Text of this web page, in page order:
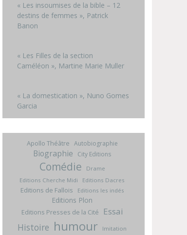
« Les insoumises de la bible – 12
destins de femmes », Patrick
Banon
« Les Filles de la section
Caméléon », Martine Marie Muller
« La domestication », Nuno Gomes
Garcia
Apollo Théâtre Autobiographie
Biographie City Editions
Comédie
Drame
Editions Cherche Midi
Editions Dacres
Editions de Fallois Editions les indés
Editions Plon
Editions Presses de la Cité Essai
Histoire humour
Imitation